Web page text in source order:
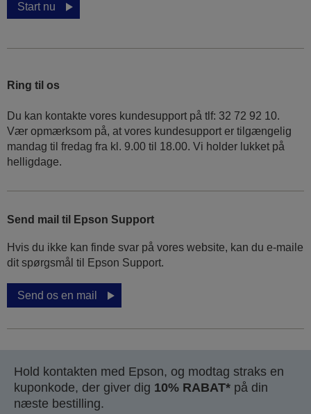
Start nu
Ring til os
Du kan kontakte vores kundesupport på tlf: 32 72 92 10.
Vær opmærksom på, at vores kundesupport er tilgængelig
mandag til fredag ​​fra kl. 9.00 til 18.00. Vi holder lukket på
helligdage.
Send mail til Epson Support
Hvis du ikke kan finde svar på vores website, kan du e-maile
dit spørgsmål til Epson Support.
Send os en mail
Hold kontakten med Epson, og modtag straks en
kuponkode, der giver dig 10% RABAT* på din
næste bestilling.